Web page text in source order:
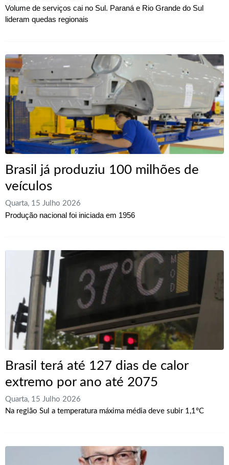
Volume de serviços cai no Sul. Paraná e Rio Grande do Sul
lideram quedas regionais
Brasil já produziu 100 milhões de
veículos
Quarta, 15 Julho 2026
Produção nacional foi iniciada em 1956
Brasil terá até 127 dias de calor
extremo por ano até 2075
Quarta, 15 Julho 2026
Na região Sul a temperatura máxima média deve subir 1,1°C